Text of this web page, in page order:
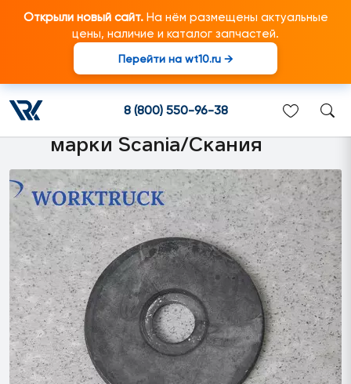
Открыли новый сайт.На нём размещены актуальные
цены, наличие и каталог запчастей.
Перейти на wt10.ru →
8 (800) 550-96-38
1324793 Шайба крепления
тяги подвески кабины
подходит для грузовиков
марки Scania/Скания